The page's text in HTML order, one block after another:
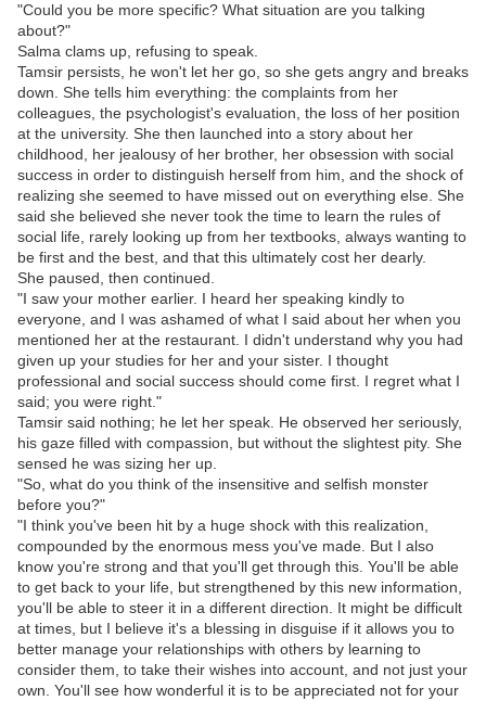
"Could you be more specific? What situation are you talking
about?"
Salma clams up, refusing to speak.
Tamsir persists, he won't let her go, so she gets angry and breaks
down. She tells him everything: the complaints from her
colleagues, the psychologist's evaluation, the loss of her position
at the university. She then launched into a story about her
childhood, her jealousy of her brother, her obsession with social
success in order to distinguish herself from him, and the shock of
realizing she seemed to have missed out on everything else. She
said she believed she never took the time to learn the rules of
social life, rarely looking up from her textbooks, always wanting to
be first and the best, and that this ultimately cost her dearly.
She paused, then continued.
"I saw your mother earlier. I heard her speaking kindly to
everyone, and I was ashamed of what I said about her when you
mentioned her at the restaurant. I didn't understand why you had
given up your studies for her and your sister. I thought
professional and social success should come first. I regret what I
said; you were right."
Tamsir said nothing; he let her speak. He observed her seriously,
his gaze filled with compassion, but without the slightest pity. She
sensed he was sizing her up.
"So, what do you think of the insensitive and selfish monster
before you?"
"I think you've been hit by a huge shock with this realization,
compounded by the enormous mess you've made. But I also
know you're strong and that you'll get through this. You'll be able
to get back to your life, but strengthened by this new information,
you'll be able to steer it in a different direction. It might be difficult
at times, but I believe it's a blessing in disguise if it allows you to
better manage your relationships with others by learning to
consider them, to take their wishes into account, and not just your
own. You'll see how wonderful it is to be appreciated not for your